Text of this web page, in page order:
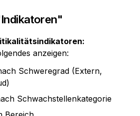
anzeigen:
Schweregrad (Extern,
Schwachstellenkategorie